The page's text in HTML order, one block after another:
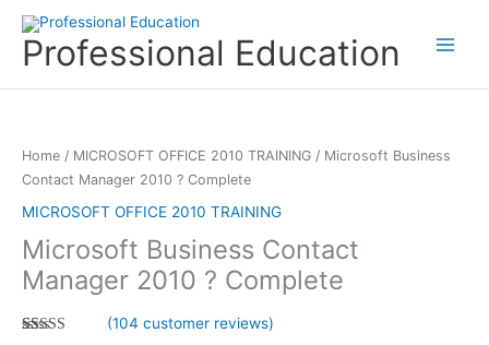
contentProfessional Education
Home / MICROSOFT OFFICE 2010 TRAINING / Microsoft Business
Contact Manager 2010 ? Complete
MICROSOFT OFFICE 2010 TRAINING
Microsoft Business Contact
Manager 2010 ? Complete
(104 customer reviews)